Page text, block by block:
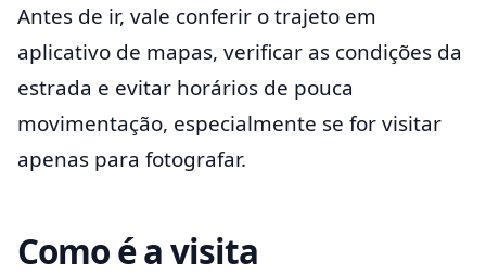
Antes de ir, vale conferir o trajeto em
aplicativo de mapas, verificar as condições da
estrada e evitar horários de pouca
movimentação, especialmente se for visitar
apenas para fotografar.
Como é a visita